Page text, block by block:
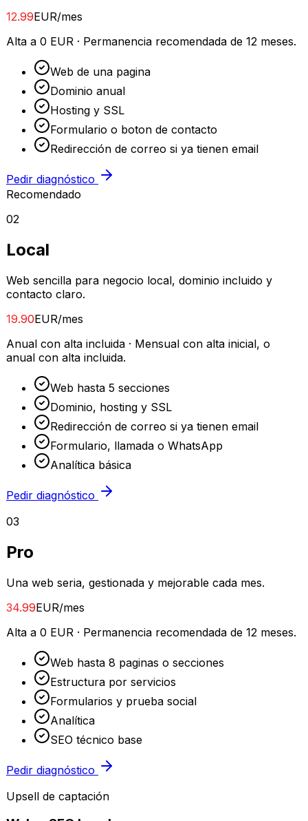
12.99EUR/mes
Alta a 0 EUR · Permanencia recomendada de 12 meses.
Web de una pagina
Dominio anual
Hosting y SSL
Formulario o boton de contacto
Redirección de correo si ya tienen email
Pedir diagnóstico
Recomendado
02
Local
Web sencilla para negocio local, dominio incluido y
contacto claro.
19.90EUR/mes
Anual con alta incluida · Mensual con alta inicial, o
anual con alta incluida.
Web hasta 5 secciones
Dominio, hosting y SSL
Redirección de correo si ya tienen email
Formulario, llamada o WhatsApp
Analítica básica
Pedir diagnóstico
03
Pro
Una web seria, gestionada y mejorable cada mes.
34.99EUR/mes
Alta a 0 EUR · Permanencia recomendada de 12 meses.
Web hasta 8 paginas o secciones
Estructura por servicios
Formularios y prueba social
Analítica
SEO técnico base
Pedir diagnóstico
Upsell de captación